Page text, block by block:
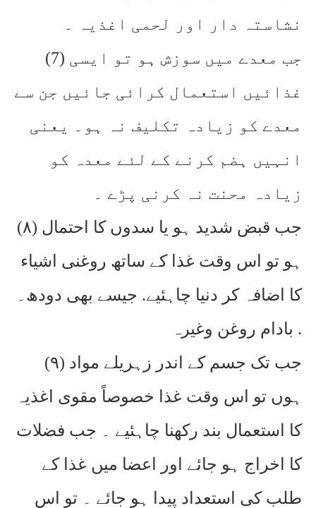
نشاستہ دار اور لحمی اغذیہ ۔
(7) جب معدے میں سوزش ہو تو ایسی
غذائیں استعمال کرائی جائیں جن سے
معدے کو زیادہ تکلیف نہ ہو۔ یعنی
انہیں ہضم کرنے کے لئے معدہ کو
زیادہ محنت نہ کرنی پڑے ۔
(۸) جب قبض شدید ہو یا سدوں کا احتمال
ہو تو اس وقت غذا کے ساتھ روغنی اشیاء
کا اضافہ کر دنیا چاہئیے. جیسے بھی دودھ۔
بادام روغن وغیرہ .
(۹) جب تک جسم کے اندر زہریلے مواد
ہوں تو اس وقت غذا خصوصاً مقوی اغذیہ
کا استعمال بند رکھنا چاہئیے ۔ جب فضلات
کا اخراج ہو جائے اور اعضا میں غذا کے
طلب کی استعداد پیدا ہو جائے ۔ تو اس